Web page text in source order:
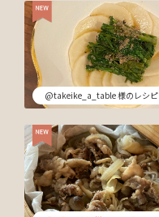
@takeike_a_table 様のレシピ